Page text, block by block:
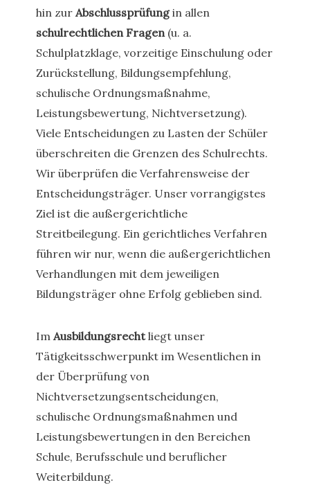
hin zur Abschlussprüfungin allen
schulrechtlichen Fragen(u. a.
Schulplatzklage, vorzeitige Einschulung oder
Zurückstellung, Bildungsempfehlung,
schulische Ordnungsmaßnahme,
Leistungsbewertung, Nichtversetzung).
Viele Entscheidungen zu Lasten der Schüler
überschreiten die Grenzen des Schulrechts.
Wir überprüfen die Verfahrensweise der
Entscheidungsträger. Unser vorrangigstes
Ziel ist die außergerichtliche
Streitbeilegung. Ein gerichtliches Verfahren
führen wir nur, wenn die außergerichtlichen
Verhandlungen mit dem jeweiligen
Bildungsträger ohne Erfolg geblieben sind.
Im Ausbildungsrechtliegt unser
Tätigkeitsschwerpunkt im Wesentlichen in
der Überprüfung von
Nichtversetzungsentscheidungen,
schulische Ordnungsmaßnahmen und
Leistungsbewertungen in den Bereichen
Schule, Berufsschule und beruflicher
Weiterbildung.